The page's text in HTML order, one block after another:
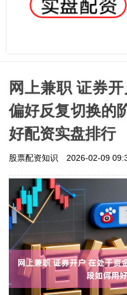
网上兼职 证券
偏好反复切换的
好配资实盘排行
股票配资知识 2026-02-09